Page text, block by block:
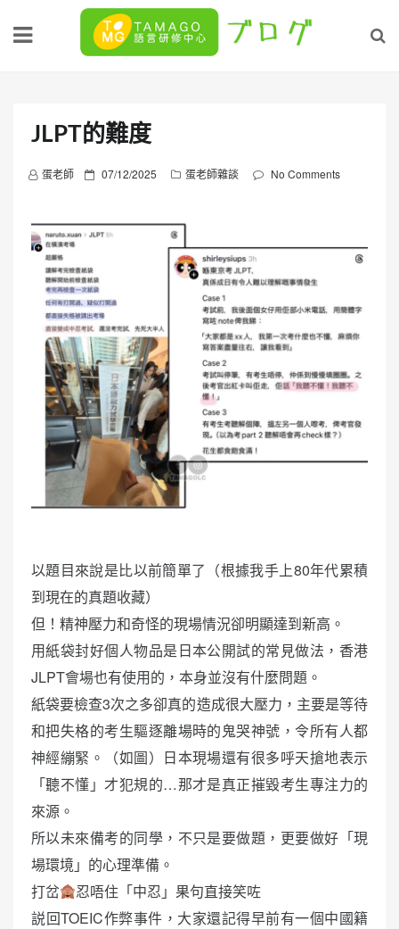
JLPT的難度
蛋老師
P
t
d
o
n
07/12/2025 蛋老師雜談 No Comments
以題目來說是比以前簡單了（根據我手上80年代累積
到現在的真題收藏）
但！精神壓力和奇怪的現場情況卻明顯達到新高。
用紙袋封好個人物品是日本公開試的常見做法，香港
JLPT會場也有使用的，本身並沒有什麼問題。
紙袋要檢查3次之多卻真的造成很大壓力，主要是等待
和把失格的考生驅逐離場時的鬼哭神號，令所有人都
神經繃緊。（如圖）日本現場還有很多呼天搶地表示
「聽不懂」才犯規的…那才是真正摧毀考生專注力的
來源。
所以未來備考的同學，不只是要做題，更要做好「現
場環境」的心理準備。
打岔
忍唔住「中忍」果句直接笑咗
説回TOEIC作弊事件，大家還記得早前有一個中國籍